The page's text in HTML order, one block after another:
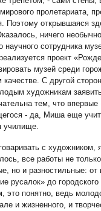
пролетариата,
Поэтому открывшаяся
ничего
научного сотрудника
проект
музей среди
С другой
художникам
тем, что впервые
- да, Миша еще
училище.
с художником,
все работы не только
но и разностильные: от
русалок» до
это понятно, ведь
и жизненного, и